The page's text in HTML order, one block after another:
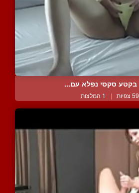
בקטע סקסי נפלא עם...
| 1 המלצות